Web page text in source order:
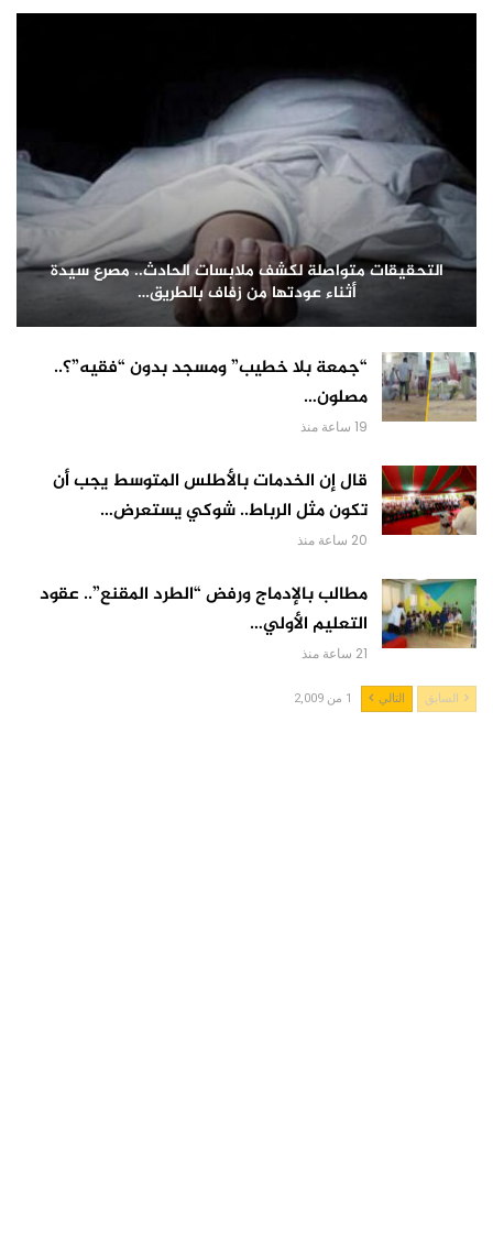
التحقيقات متواصلة لكشف ملابسات الحادث.. مصرع سيدة
أثناء عودتها من زفاف بالطريق…
“جمعة بلا خطيب” ومسجد بدون “فقيه”؟..
مصلون…
19 ساعة منذ
قال إن الخدمات بالأطلس المتوسط يجب أن
تكون مثل الرباط.. شوكي يستعرض…
20 ساعة منذ
مطالب بالإدماج ورفض “الطرد المقنع”.. عقود
التعليم الأولي…
21 ساعة منذ
السابق التالي 1 من 2,009